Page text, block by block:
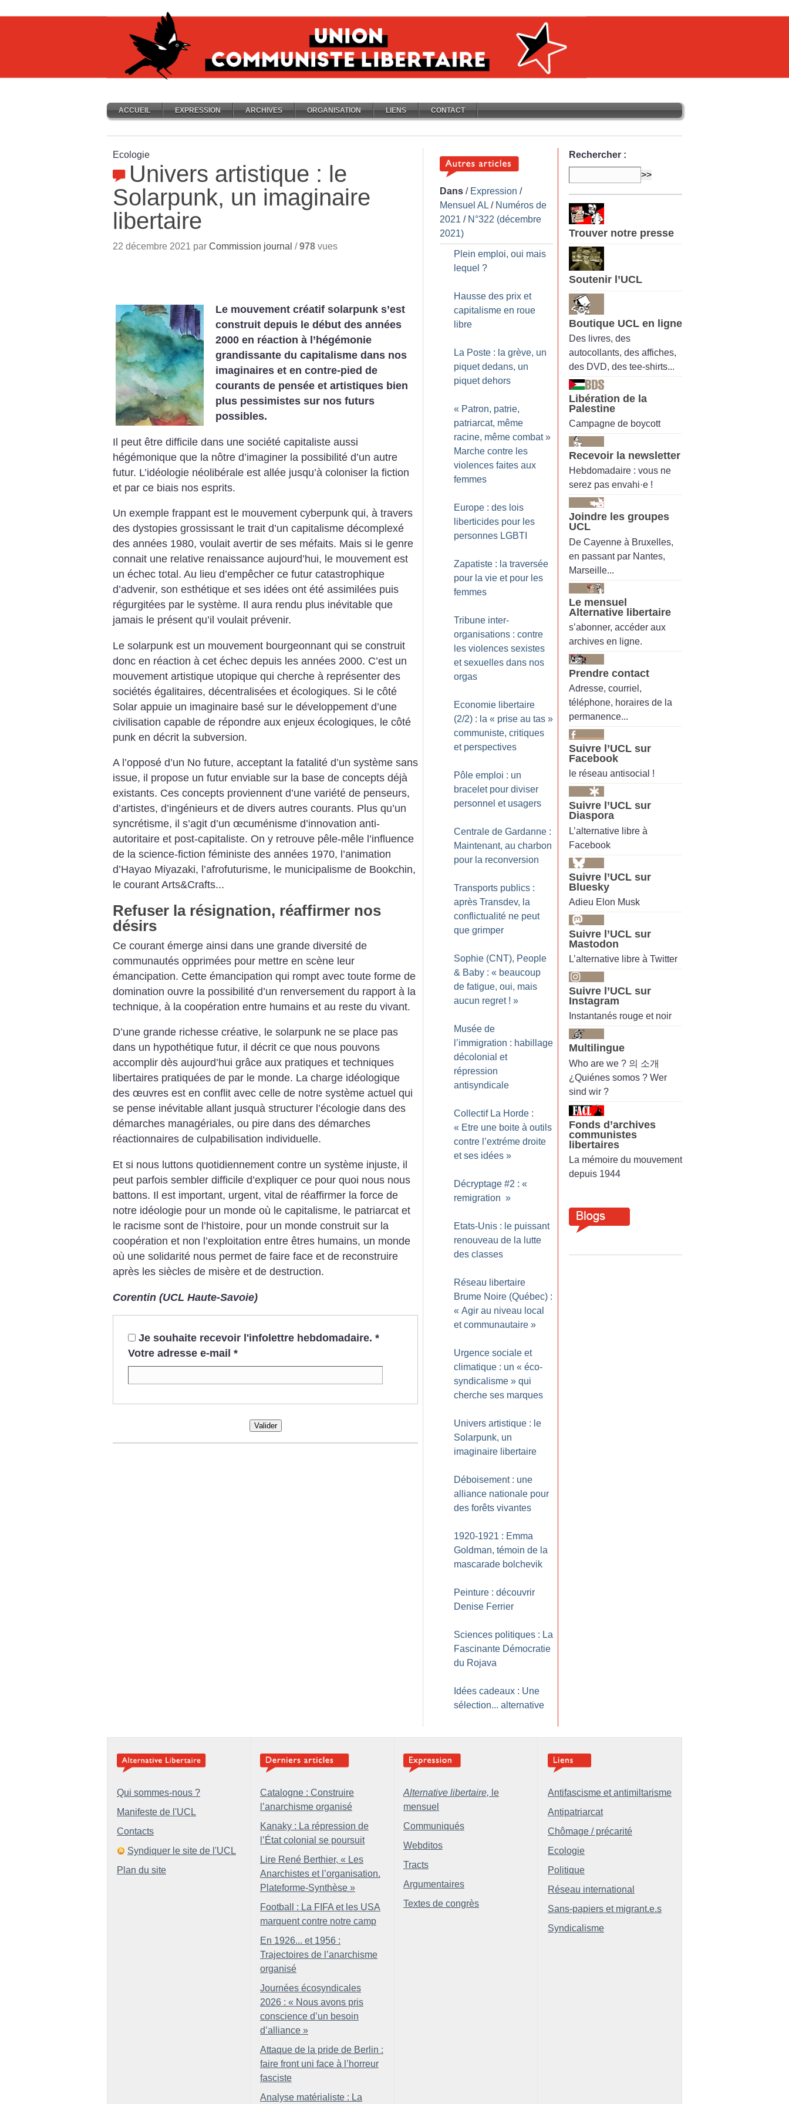
ACCUEIL EXPRESSION ARCHIVES ORGANISATION LIENS CONTACT
Ecologie
Univers artistique : le
Solarpunk, un imaginaire
libertaire
22 décembre 2021 par Commission journal /978 vues
Le mouvement créatif solarpunk s’est
construit depuis le début des années
2000 en réaction à l’hégémonie
grandissante du capitalisme dans nos
imaginaires et en contre-pied de
courants de pensée et artistiques bien
plus pessimistes sur nos futurs
possibles.
Il peut être difficile dans une société capitaliste aussi
hégémonique que la nôtre d’imaginer la possibilité d’un autre
futur. L’idéologie néolibérale est allée jusqu’à coloniser la fiction
et par ce biais nos esprits.
Un exemple frappant est le mouvement cyberpunk qui, à travers
des dystopies grossissant le trait d’un capitalisme décomplexé
des années 1980, voulait avertir de ses méfaits. Mais si le genre
connait une relative renaissance aujourd’hui, le mouvement est
un échec total. Au lieu d’empêcher ce futur catastrophique
d’advenir, son esthétique et ses idées ont été assimilées puis
régurgitées par le système. Il aura rendu plus inévitable que
jamais le présent qu’il voulait prévenir.
Le solarpunk est un mouvement bourgeonnant qui se construit
donc en réaction à cet échec depuis les années 2000. C’est un
mouvement artistique utopique qui cherche à représenter des
sociétés égalitaires, décentralisées et écologiques. Si le côté
Solar appuie un imaginaire basé sur le développement d’une
civilisation capable de répondre aux enjeux écologiques, le côté
punk en décrit la subversion.
A l’opposé d’un No future, acceptant la fatalité d’un système sans
issue, il propose un futur enviable sur la base de concepts déjà
existants. Ces concepts proviennent d’une variété de penseurs,
d’artistes, d’ingénieurs et de divers autres courants. Plus qu’un
syncrétisme, il s’agit d’un œcuménisme d’innovation anti-
autoritaire et post-capitaliste. On y retrouve pêle-mêle l’influence
de la science-fiction féministe des années 1970, l’animation
d’Hayao Miyazaki, l’afrofuturisme, le municipalisme de Bookchin,
le courant Arts&Crafts...
Refuser la résignation, réaffirmer nos
désirs
Ce courant émerge ainsi dans une grande diversité de
communautés opprimées pour mettre en scène leur
émancipation. Cette émancipation qui rompt avec toute forme de
domination ouvre la possibilité d’un renversement du rapport à la
technique, à la coopération entre humains et au reste du vivant.
D’une grande richesse créative, le solarpunk ne se place pas
dans un hypothétique futur, il décrit ce que nous pouvons
accomplir dès aujourd’hui grâce aux pratiques et techniques
libertaires pratiquées de par le monde. La charge idéologique
des œuvres est en conflit avec celle de notre système actuel qui
se pense inévitable allant jusquà structurer l’écologie dans des
démarches managériales, ou pire dans des démarches
réactionnaires de culpabilisation individuelle.
Et si nous luttons quotidiennement contre un système injuste, il
peut parfois sembler difficile d’expliquer ce pour quoi nous nous
battons. Il est important, urgent, vital de réaffirmer la force de
notre idéologie pour un monde où le capitalisme, le patriarcat et
le racisme sont de l’histoire, pour un monde construit sur la
coopération et non l’exploitation entre êtres humains, un monde
où une solidarité nous permet de faire face et de reconstruire
après les siècles de misère et de destruction.
Corentin (UCL Haute-Savoie)
Je souhaite recevoir l'infolettre hebdomadaire. *
Votre adresse e-mail *
Valider
Dans / Expression /
Mensuel AL / Numéros de
2021 / N°322 (décembre
2021)
Plein emploi, oui mais
lequel ?
Hausse des prix et
capitalisme en roue
libre
La Poste : la grève, un
piquet dedans, un
piquet dehors
« Patron, patrie,
patriarcat, même
racine, même combat »
Marche contre les
violences faites aux
femmes
Europe : des lois
liberticides pour les
personnes LGBTI
Zapatiste : la traversée
pour la vie et pour les
femmes
Tribune inter-
organisations : contre
les violences sexistes
et sexuelles dans nos
orgas
Economie libertaire
(2/2) : la « prise au tas »
communiste, critiques
et perspectives
Pôle emploi : un
bracelet pour diviser
personnel et usagers
Centrale de Gardanne :
Maintenant, au charbon
pour la reconversion
Transports publics :
après Transdev, la
conflictualité ne peut
que grimper
Sophie (CNT), People
& Baby : « beaucoup
de fatigue, oui, mais
aucun regret ! »
Musée de
l’immigration : habillage
décolonial et
répression
antisyndicale
Collectif La Horde :
« Etre une boite à outils
contre l’extréme droite
et ses idées »
Décryptage #2 : «
remigration »
Etats-Unis : le puissant
renouveau de la lutte
des classes
Réseau libertaire
Brume Noire (Québec) :
« Agir au niveau local
et communautaire »
Urgence sociale et
climatique : un « éco-
syndicalisme » qui
cherche ses marques
Univers artistique : le
Solarpunk, un
imaginaire libertaire
Déboisement : une
alliance nationale pour
des forêts vivantes
1920-1921 : Emma
Goldman, témoin de la
mascarade bolchevik
Peinture : découvrir
Denise Ferrier
Sciences politiques : La
Fascinante Démocratie
du Rojava
Idées cadeaux : Une
sélection... alternative
Rechercher :
Trouver notre presse
Soutenir l’UCL
Boutique UCL en ligne
Des livres, des
autocollants, des affiches,
des DVD, des tee-shirts...
Libération de la
Palestine
Campagne de boycott
Recevoir la newsletter
Hebdomadaire : vous ne
serez pas envahi·e !
Joindre les groupes
UCL
De Cayenne à Bruxelles,
en passant par Nantes,
Marseille...
Le mensuel
Alternative libertaire
s’abonner, accéder aux
archives en ligne.
Prendre contact
Adresse, courriel,
téléphone, horaires de la
permanence...
Suivre l’UCL sur
Facebook
le réseau antisocial !
Suivre l’UCL sur
Diaspora
L’alternative libre à
Facebook
Suivre l’UCL sur
Bluesky
Adieu Elon Musk
Suivre l’UCL sur
Mastodon
L’alternative libre à Twitter
Suivre l’UCL sur
Instagram
Instantanés rouge et noir
Multilingue
Who are we ? 의 소개
¿Quiénes somos ? Wer
sind wir ?
Fonds d’archives
communistes
libertaires
La mémoire du mouvement
depuis 1944
Qui sommes-nous ?
Manifeste de l'UCL
Contacts
Syndiquer le site de l'UCL
Plan du site
Catalogne : Construire
l’anarchisme organisé
Kanaky : La répression de
l’État colonial se poursuit
Lire René Berthier, « Les
Anarchistes et l’organisation.
Plateforme-Synthèse »
Football : La FIFA et les USA
marquent contre notre camp
En 1926... et 1956 :
Trajectoires de l’anarchisme
organisé
Journées écosyndicales
2026 : « Nous avons pris
conscience d’un besoin
d’alliance »
Attaque de la pride de Berlin :
faire front uni face à l’horreur
fasciste
Analyse matérialiste : La
Alternative libertaire, le
mensuel
Communiqués
Webditos
Tracts
Argumentaires
Textes de congrès
Antifascisme et antimiltarisme
Antipatriarcat
Chômage / précarité
Ecologie
Politique
Réseau international
Sans-papiers et migrant.e.s
Syndicalisme